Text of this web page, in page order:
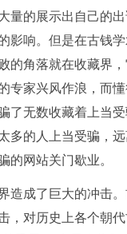
量的展示出自己的
影响。但是在古钱
的角落就在收藏界
家兴风作浪，而
了无数收藏着上当
多的人上当受骗，
的网站关门歇业。
造成了巨大的冲击
对历史上各个朝